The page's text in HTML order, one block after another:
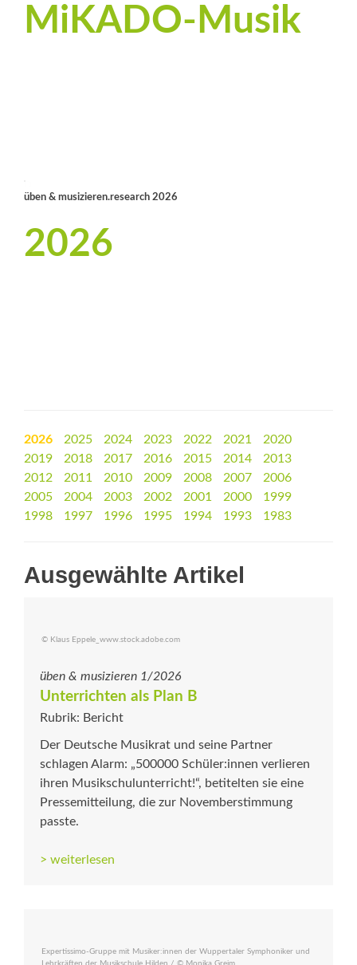
MiKADO-Musik
üben & musizieren.research 2026
2026
2026 2025 2024 2023 2022 2021
2020
2019
2018 2017 2016 2015 2014
2013
2012
2011 2010 2009 2008 2007
2006
2005
2004 2003 2002 2001 2000
1999
1998
1997 1996 1995 1994 1993 1983
Ausgewählte Artikel
© Klaus Eppele_www.stock.adobe.com
üben & musizieren 1/2026
Unterrichten als Plan B
Rubrik: Bericht
Der Deutsche Musikrat und seine Partner
schlagen Alarm: „500000 Schüler:innen verlieren
ihren Musikschulunterricht!“, betitelten sie eine
Pressemitteilung, die zur Novemberstimmung
passte.
> weiterlesen
Expertissimo-Gruppe mit Musiker:innen der Wuppertaler Symphoniker und
Lehrkräften der Musikschule Hilden / © Monika Greim